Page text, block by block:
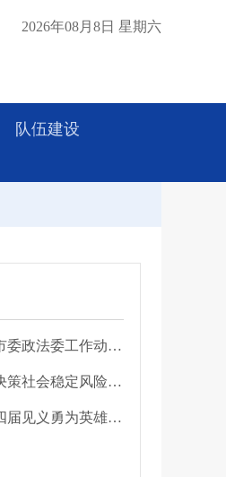
2026年08月8日 星期六
队伍建设
市委第六巡察组巡察市委政法委工作动员会召开
关于对拟备案的重大决策社会稳定风险评估第三方机构进行公示的公告
关于开展河北省第十四届见义勇为英雄 （群体）评选的公示